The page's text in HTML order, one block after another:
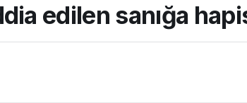
edilen sanığa